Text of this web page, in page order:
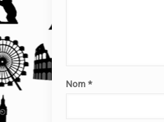
Nom *